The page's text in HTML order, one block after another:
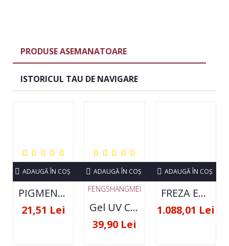
PRODUSE ASEMANATOARE
ISTORICUL TAU DE NAVIGARE
PIGMENT NEON SET 12 CULORI
21,51 Lei
ADAUGĂ ÎN COŞ
FENGSHANGMEI
Gel UV Constructie FSM 50ML - 07
39,90 Lei
ADAUGĂ ÎN COŞ
FREZA ELECTRICA STRONG 210 35000 RPM- ORIGINALA
1.088,01 Lei
ADAUGĂ ÎN COŞ